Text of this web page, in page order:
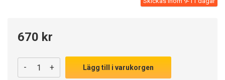
670 kr
- + Lägg till i varukorgen